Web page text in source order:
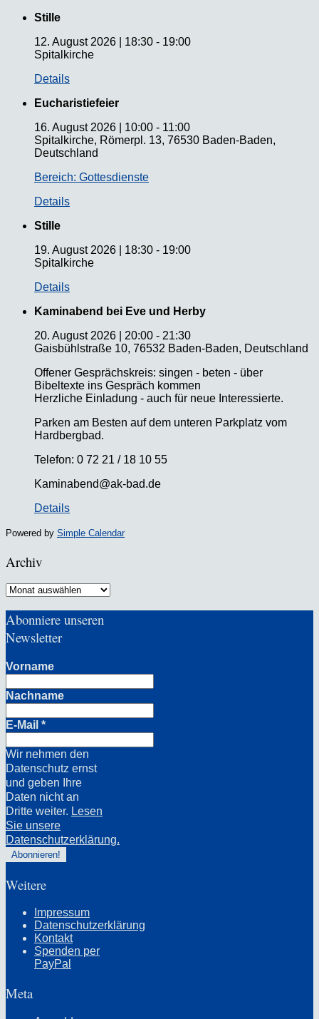
Stille
12. August 2026
18:30 - 19:00
Spitalkirche
Details
Eucharistiefeier
16. August 2026
10:00 - 11:00
Spitalkirche, Römerpl. 13, 76530 Baden-Baden,
Deutschland
Bereich: Gottesdienste
Details
Stille
19. August 2026
18:30 - 19:00
Spitalkirche
Details
Kaminabend bei Eve und Herby
20. August 2026
20:00 - 21:30
Gaisbühlstraße 10, 76532 Baden-Baden, Deutschland
Offener Gesprächskreis: singen - beten - über
Bibeltexte ins Gespräch kommen
Herzliche Einladung - auch für neue Interessierte.
Parken am Besten auf dem unteren Parkplatz vom
Hardbergbad.
Telefon: 0 72 21 / 18 10 55
Kaminabend@ak-bad.de
Details
Powered by Simple Calendar
Archiv
Archiv
Abonniere unseren
Newsletter
Vorname
Nachname
E-Mail *
Wir nehmen den
Datenschutz ernst
und geben Ihre
Daten nicht an
Dritte weiter. Lesen
Sie unsere
Datenschutzerklärung.
Weitere
Impressum
Datenschutzerklärung
Kontakt
Spenden per
PayPal
Meta